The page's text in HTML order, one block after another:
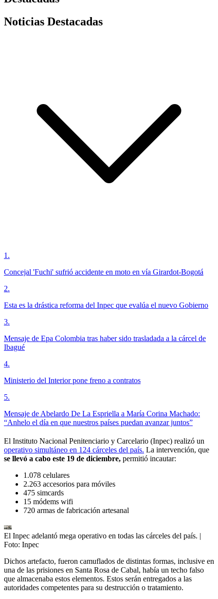
Noticias Destacadas
1 .
Concejal 'Fuchi' sufrió accidente en moto en vía Girardot-Bogotá
2.
Esta es la drástica reforma del Inpec que evalúa el nuevo Gobierno
3.
Mensaje de Epa Colombia tras haber sido trasladada a la cárcel de
Ibagué
4.
Ministerio del Interior pone freno a contratos
5.
Mensaje de Abelardo De La Espriella a María Corina Machado:
“Anhelo el día en que nuestros países puedan avanzar juntos”
El Instituto Nacional Penitenciario y Carcelario (Inpec) realizó un
operativo simultáneo en 124 cárceles del país. La intervención, que
se llevó a cabo este 19 de diciembre, permitió incautar:
1.078 celulares
2.263 accesorios para móviles
475 simcards
15 módems wifi
720 armas de fabricación artesanal
El Inpec adelantó mega operativo en todas las cárceles del país. |
Foto: Inpec
Dichos artefacto, fueron camuflados de distintas formas, inclusive en
una de las prisiones en Santa Rosa de Cabal, había un techo falso
que almacenaba estos elementos. Estos serán entregados a las
autoridades competentes para su destrucción o tratamiento.